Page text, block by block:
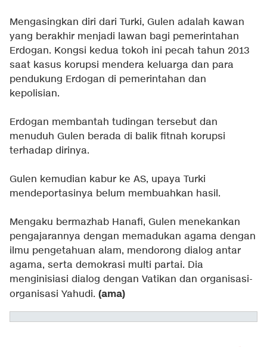
Mengasingkan diri dari Turki, Gulen adalah kawan
yang berakhir menjadi lawan bagi pemerintahan
Erdogan. Kongsi kedua tokoh ini pecah tahun 2013
saat kasus korupsi mendera keluarga dan para
pendukung Erdogan di pemerintahan dan
kepolisian.
Erdogan membantah tudingan tersebut dan
menuduh Gulen berada di balik fitnah korupsi
terhadap dirinya.
Gulen kemudian kabur ke AS, upaya Turki
mendeportasinya belum membuahkan hasil.
Mengaku bermazhab Hanafi, Gulen menekankan
pengajarannya dengan memadukan agama dengan
ilmu pengetahuan alam, mendorong dialog antar
agama, serta demokrasi multi partai. Dia
menginisiasi dialog dengan Vatikan dan organisasi-
organisasi Yahudi. (ama)